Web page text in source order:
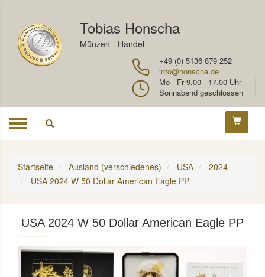
Tobias Honscha
Münzen - Handel
+49 (0) 5136 879 252
info@honscha.de
Mo - Fr 9.00 - 17.00 Uhr
Sonnabend geschlossen
Toggle
Startseite Ausland (verschiedenes) USA
2024
USA 2024 W 50 Dollar American Eagle PP
USA 2024 W 50 Dollar American Eagle PP